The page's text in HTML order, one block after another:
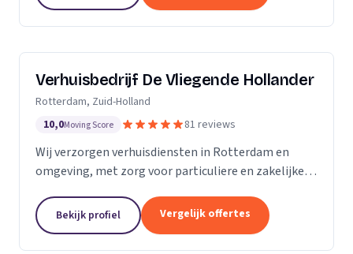
Verhuisbedrijf De Vliegende Hollander
Rotterdam, Zuid-Holland
10,0Moving Score 81 reviews
Wij verzorgen verhuisdiensten in Rotterdam en
omgeving, met zorg voor particuliere en zakelijke
Bekijk profiel Vergelijk offertes